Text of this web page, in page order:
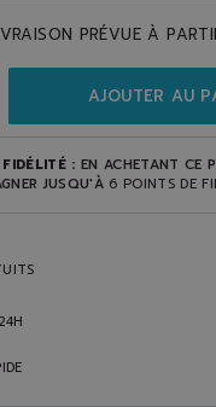
PRÉVUE À
AJOUTER AU
: EN ACHETANT CE
JUSQU'À 6 POINTS DE